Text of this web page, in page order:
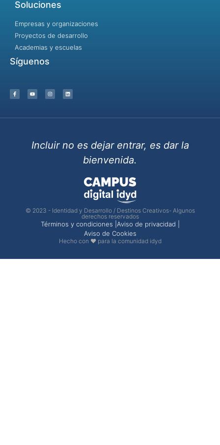
Soluciones
Empresas y organizaciones
Proyectos de desarrollo
Academias y escuelas
Síguenos
Incluir no es dejar entrar, es dar la
bienvenida.
© 2023 - Identidad y Desarrollo / Destinos Creativos- Algunos
derechos reservados
Términos y condiciones | Aviso de privacidad |
Aviso de Cookies
Hecho con ❤ para la comunidad idyd